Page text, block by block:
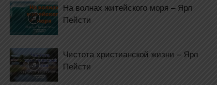
На волнах житейского моря – Ярл
Пейсти
Чистота христианской жизни – Ярл
Пейсти